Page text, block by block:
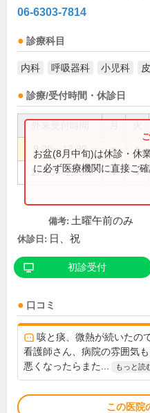
06-6303-7814
診療科目
内科 呼吸器科 小児科
診療/受付時間・休診日
9:00～12:30 ● ●
17:00～19:30 ● ●
お盆(8月中旬)は休診・休
に必ず医療機関に直接ご確
備考: 土曜午前のみ
休診日: 日、祝
初診受付
口コミ
咳と痰、微熱が続いたの
看護師さん、病院の雰囲気
悪くなったらまた...
もっと読
この医院